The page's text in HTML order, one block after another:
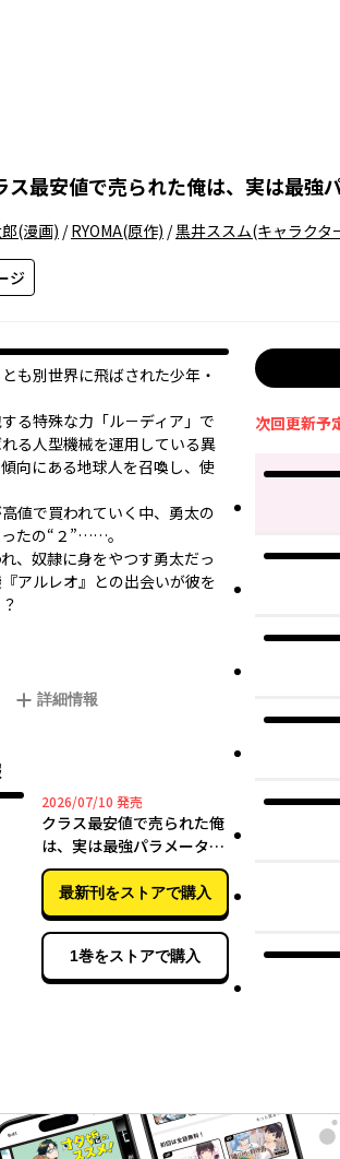
ス最安値で売られた俺は、実は最強
(漫画) /RYOMA(原作) /黒井ススム(キャラクタ
ジ
も別世界に飛ばされた少年・
る特殊な力「ル－ディア」で
れる人型機械を運用している異
向にある地球人を召喚し、使
値で買われていく中、勇太の
たの“２”……。
れ、奴隷に身をやつす勇太だっ
アルレオ』との出会いが彼を
詳細情報
2026/07/10 2026年07月10日
発売
クラス最安値で売られた俺
は、実は最強パラメーター
（10）
最新刊をストアで購入
1巻をストアで購入
次回更新予